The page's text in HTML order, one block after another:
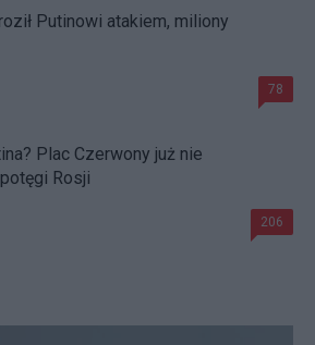
Putinowi atakiem, miliony
78
Plac Czerwony już nie
Rosji
206